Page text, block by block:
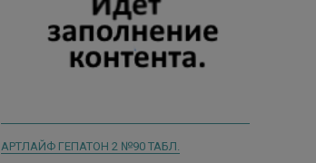
АРТЛАЙФ ГЕПАТОН 2 №90 ТАБЛ.